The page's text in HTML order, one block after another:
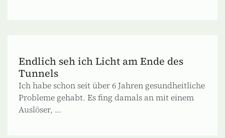
Endlich seh ich Licht am Ende des
Tunnels
Ich habe schon seit über 6 Jahren gesundheitliche
Probleme gehabt. Es fing damals an mit einem
Auslöser, ...